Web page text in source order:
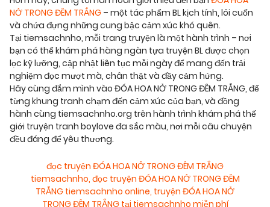
NỞ TRONG ĐÊM TRẮNG – một tác phẩm BL kịch tính, lôi cuốn
và chứa đựng những cung bậc cảm xúc khó quên.
Tại tiemsachnho, mỗi trang truyện là một hành trình – nơi
bạn có thể khám phá hàng ngàn tựa truyện BL được chọn
lọc kỹ lưỡng, cập nhật liên tục mỗi ngày để mang đến trải
nghiệm đọc mượt mà, chân thật và đầy cảm hứng.
Hãy cùng đắm mình vào ĐÓA HOA NỞ TRONG ĐÊM TRẮNG, để
từng khung tranh chạm đến cảm xúc của bạn, và đồng
hành cùng tiemsachnho.org trên hành trình khám phá thế
giới truyện tranh boylove đa sắc màu, nơi mỗi câu chuyện
đều đáng để yêu thương.
đọc truyện ĐÓA HOA NỞ TRONG ĐÊM TRẮNG
tiemsachnho, đọc truyện ĐÓA HOA NỞ TRONG ĐÊM
TRẮNG tiemsachnho online, truyện ĐÓA HOA NỞ
TRONG ĐÊM TRẮNG tại tiemsachnho miễn phí